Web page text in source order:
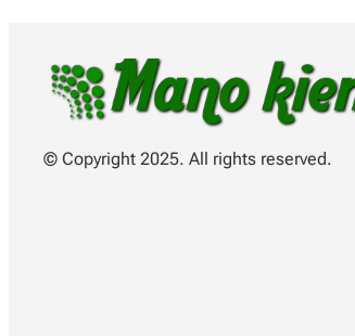
© Copyright 2025. All rights reserved.